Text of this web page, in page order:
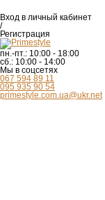
Вход в личный кабинет
/
Регистрация
пн.-пт.: 10:00 - 18:00
сб.: 10:00 - 14:00
Мы в соцсетях
067 594 89 11
095 935 90 54
primestyle.com.ua@ukr.net